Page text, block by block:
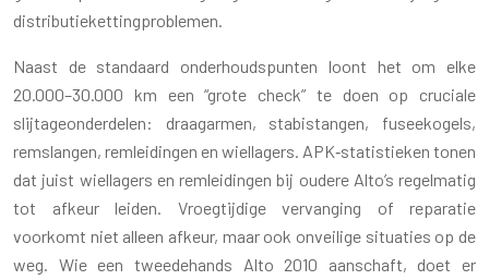
distributiekettingproblemen.
Naast de standaard onderhoudspunten loont het om elke
20.000–30.000 km een “grote check” te doen op cruciale
slijtageonderdelen: draagarmen, stabistangen, fuseekogels,
remslangen, remleidingen en wiellagers. APK‑statistieken tonen
dat juist wiellagers en remleidingen bij oudere Alto’s regelmatig
tot afkeur leiden. Vroegtijdige vervanging of reparatie
voorkomt niet alleen afkeur, maar ook onveilige situaties op de
weg. Wie een tweedehands Alto 2010 aanschaft, doet er